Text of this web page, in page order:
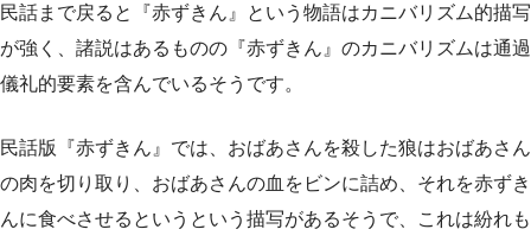
民話まで戻ると『赤ずきん』という物語はカニバリズム的描写
が強く、諸説はあるものの『赤ずきん』のカニバリズムは通過
儀礼的要素を含んでいるそうです。
民話版『赤ずきん』では、おばあさんを殺した狼はおばあさん
の肉を切り取り、おばあさんの血をビンに詰め、それを赤ずき
んに食べさせるというという描写があるそうで、これは紛れも